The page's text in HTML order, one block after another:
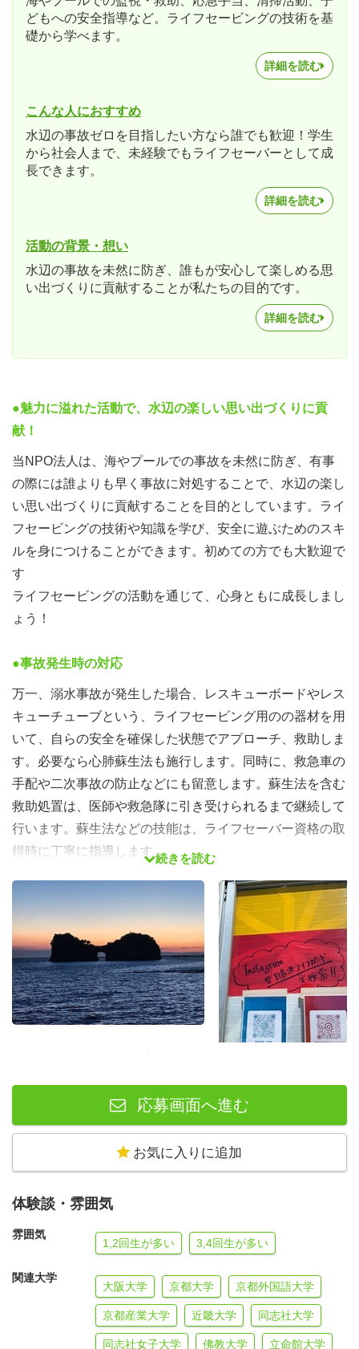
どもへの安全指導など。ライフセービングの技術を基
礎から学べます。
詳細を読む
こんな人におすすめ
水辺の事故ゼロを目指したい方なら誰でも歓迎！学生
から社会人まで、未経験でもライフセーバーとして成
長できます。
詳細を読む
活動の背景・想い
水辺の事故を未然に防ぎ、誰もが安心して楽しめる思
い出づくりに貢献することが私たちの目的です。
詳細を読む
●魅力に溢れた活動で、水辺の楽しい思い出づくりに貢
献！
当NPO法人は、海やプールでの事故を未然に防ぎ、有事
の際には誰よりも早く事故に対処することで、水辺の楽し
い思い出づくりに貢献することを目的としています。ライ
フセービングの技術や知識を学び、安全に遊ぶためのスキ
ルを身につけることができます。初めての方でも大歓迎で
す
ライフセービングの活動を通じて、心身ともに成長しまし
ょう！
●事故発生時の対応
万一、溺水事故が発生した場合、レスキューボードやレス
キューチューブという、ライフセービング用のの器材を用
いて、自らの安全を確保した状態でアプローチ、救助しま
す。必要なら心肺蘇生法も施行します。同時に、救急車の
手配や二次事故の防止などにも留意します。蘇生法を含む
救助処置は、医師や救急隊に引き受けられるまで継続して
行います。蘇生法などの技能は、ライフセーバー資格の取
得時に丁寧に指導します。
●救助や監視に留まらない活動の幅！
ビーチをきれいに保つため、清掃やクリーンキャンペーン
を行ったり、子どもたちにイベントや臨海学校を通じて海
での安全を指導したり、レスキューの模範演技を行うな
ど、快適な環境のための啓発にも努めます。小さなけがや
クラゲに刺されてしまった方、熱中症になった方への応急
●ライフセービングで得られるスキルは、人生で役立つも
ライフセービングの活動を通して、人命救助に関する知識
や技術を身につけるだけでなく、リーダーシップやコミュ
ることができます。また、現場での即時性や責任感、チー
ムワークなど、自分自身を高めることができる大きな成長
の場でもあります。
ライフセービングを通じて、自らの成長を感じつつ、一緒
に安全な水辺を作っていきませんか？
続きを読む
応募画面へ進む
お気に入りに追加
体験談・雰囲気
雰囲気
1,2回生が多い 3,4回生が多い
関連大学
大阪大学 京都大学 京都外国語大学
京都産業大学 近畿大学 同志社大学
同志社女子大学 佛教大学 立命館大学